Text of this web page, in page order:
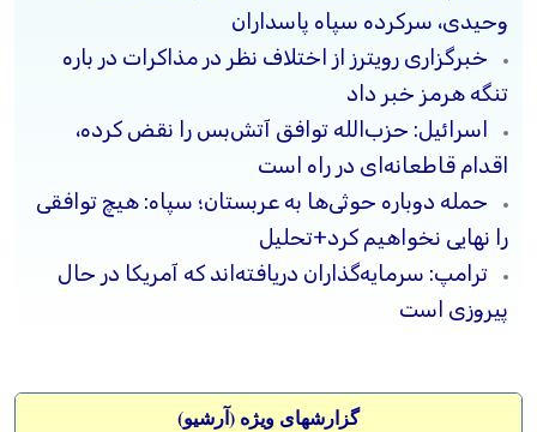
وحیدی، سرکرده سپاه پاسداران
خبرگزاری رویترز از اختلاف نظر در مذاکرات در باره
تنگه هرمز خبر داد
اسرائیل: حزب‌الله توافق آتش‌بس را نقض کرده،
اقدام قاطعانه‌ای در راه است
حمله دوباره حوثی‌ها به عربستان؛ سپاه: هیچ توافقی
را نهایی نخواهیم کرد+تحلیل
ترامپ: سرمایه‌گذاران دریافته‌اند که آمریکا در حال
پیروزی است
گزارشهای ویژه (آرشيو)